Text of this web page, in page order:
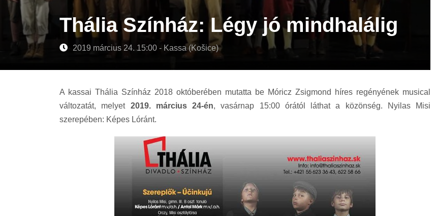
Thália Színház: Légy jó mindhalálig
2019 március 24. 15:00 - Kassa (Košice)
A kassai Thália Színház 2018 októberében mutatta be Móricz Zsigmond híres regényének musical
változatát, melyet 2019. március 24-én, vasárnap 15:00 órától láthat a közönség. Nyilas Misi
szerepében: Képes Lóránt.